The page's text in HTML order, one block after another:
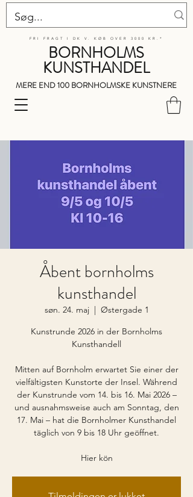
BORNHOLMS
KUNSTHANDEL
MERE END 100 BORNHOLMSKE KUNSTNERE
FRI FRAGT I DK V. KØB OVER 3000 KR.*
Åbent bornholms
kunsthandel
søn. 24. maj
  |
Østergade 1
Kunstrunde 2026 in der Bornholms
Kunsthandell
Mitten auf Bornholm erwartet Sie einer der
vielfältigsten Kunstorte der Insel. Während
der Kunstrunde vom 14. bis 16. Mai 2026 –
und ausnahmsweise auch am Sonntag, den
17. Mai – hat die Bornholmer Kunsthandel
täglich von 9 bis 18 Uhr geöffnet.
Hier kön